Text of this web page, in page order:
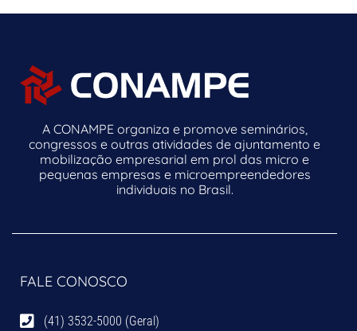
A CONAMPE organiza e promove seminários,
congressos e outras atividades de ajuntamento e
mobilização empresarial em prol das micro e
pequenas empresas e microempreendedores
individuais no Brasil.
FALE CONOSCO
(41) 3532-5000 (Geral)